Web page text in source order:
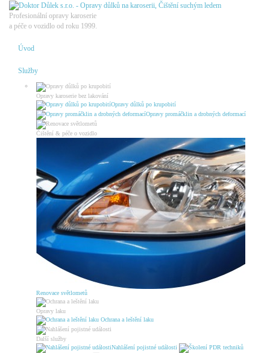
Profesionální opravy karoserie
a péče o vozidlo od roku 1999.
Úvod
Služby
Opravy karoserie bez lakování
Opravy důlků po krupobití
Opravy promáčklin a drobných deformací
Čištění & péče o vozidlo
Renovace světlometů
Opravy laku
Ochrana a leštění laku
Další služby
Nahlášení pojistné události